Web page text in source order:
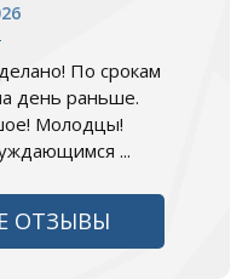
По срокам
день раньше.
Молодцы!
...
ОТЗЫВЫ